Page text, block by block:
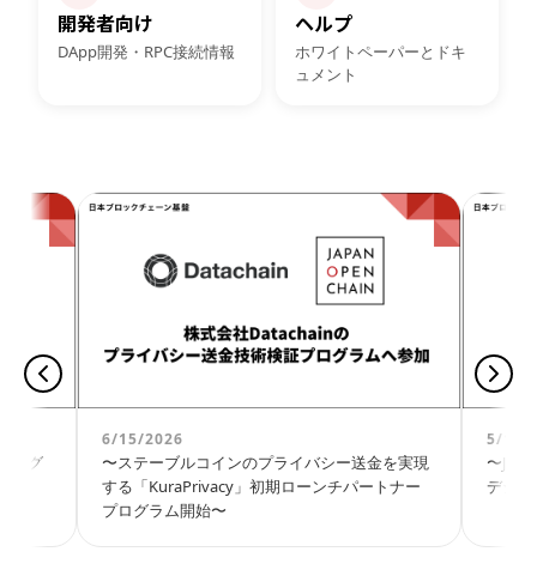
開発者向け
DApp開発・RPC接続情報
ヘルプ
ホワイトペーパーとドキ
ュメント
のグ
6/15/2026
〜ステーブルコインのプライバシー送金を実現
する「KuraPrivacy」初期ローンチパートナー
プログラム開始〜
5/13/
〜
デジ